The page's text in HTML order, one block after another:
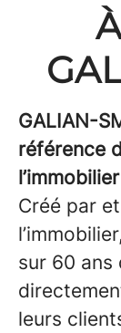
GALIAN-
référence
l’immobilier
Créé par
sur 60 ans
leurs